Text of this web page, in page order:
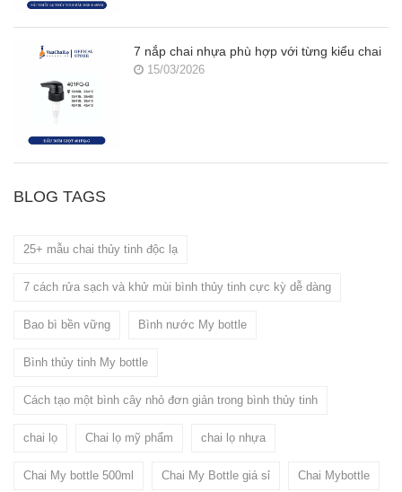
7 nắp chai nhựa phù hợp với từng kiểu chai
15/03/2026
BLOG TAGS
25+ mẫu chai thủy tinh độc lạ
7 cách rửa sạch và khử mùi bình thủy tinh cực kỳ dễ dàng
Bao bì bền vững Bình nước My bottle
Bình thủy tinh My bottle
Cách tạo một bình cây nhỏ đơn giản trong bình thủy tinh
chai lọ Chai lọ mỹ phẩm chai lọ nhựa
Chai My bottle 500ml Chai My Bottle giá sỉ Chai Mybottle